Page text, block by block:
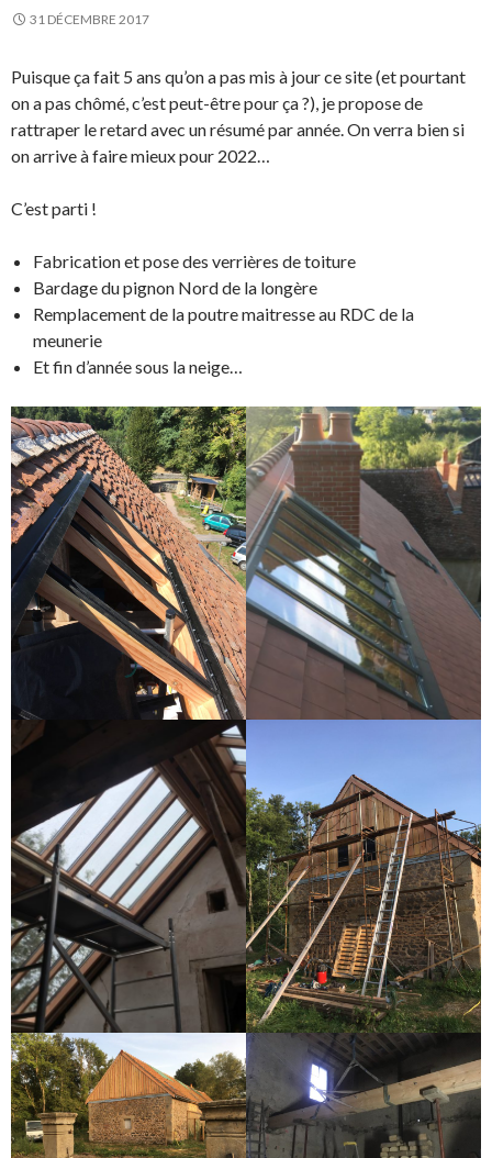
31 DÉCEMBRE 2017
Puisque ça fait 5 ans qu’on a pas mis à jour ce site (et pourtant
on a pas chômé, c’est peut-être pour ça ?), je propose de
rattraper le retard avec un résumé par année. On verra bien si
on arrive à faire mieux pour 2022…
C’est parti !
Fabrication et pose des verrières de toiture
Bardage du pignon Nord de la longère
Remplacement de la poutre maitresse au RDC de la
meunerie
Et fin d’année sous la neige…